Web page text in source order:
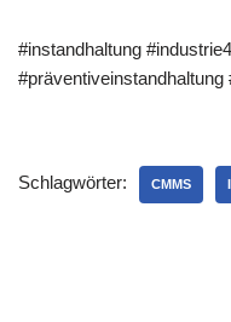
#instandhaltung
Schlagwörter: CMMS